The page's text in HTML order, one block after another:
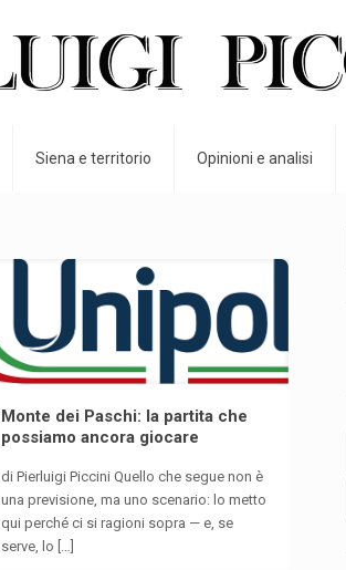
Siena e territorio Opinioni e analisi
Monte dei Paschi: la partita che
possiamo ancora giocare
di Pierluigi Piccini Quello che segue non è
una previsione, ma uno scenario: lo metto
qui perché ci si ragioni sopra — e, se
serve, lo […]